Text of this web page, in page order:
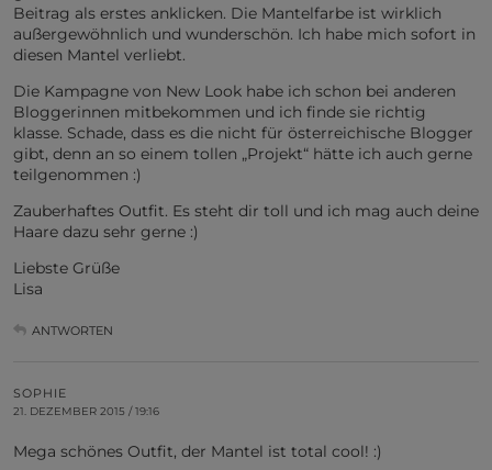
Beitrag als erstes anklicken. Die Mantelfarbe ist wirklich
außergewöhnlich und wunderschön. Ich habe mich sofort in
diesen Mantel verliebt.
Die Kampagne von New Look habe ich schon bei anderen
Bloggerinnen mitbekommen und ich finde sie richtig
klasse. Schade, dass es die nicht für österreichische Blogger
gibt, denn an so einem tollen „Projekt“ hätte ich auch gerne
teilgenommen :)
Zauberhaftes Outfit. Es steht dir toll und ich mag auch deine
Haare dazu sehr gerne :)
Liebste Grüße
Lisa
ANTWORTEN
SOPHIE
21. DEZEMBER 2015 / 19:16
Mega schönes Outfit, der Mantel ist total cool! :)